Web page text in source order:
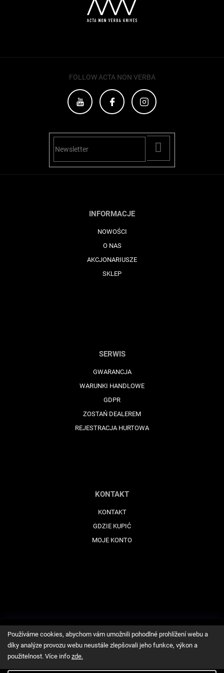
Používáme cookies, abychom vám umožnili pohodlné prohlížení webu a
díky analýze provozu webu neustále zlepšovali jeho funkce, výkon a
použitelnost. Více info zde.
FOLLOW ACTA NON VERBA
SE
INFORMACJE
NOWOŚCI
O NAS
AKCJONARIUSZE
SKLEP
SERWIS
GWARANCJA
WARUNKI HANDLOWE
GDPR
ZOSTAŃ DEALEREM
REJESTRACJA HURTOWA
KONTAKT
KONTAKT
GDZIE KUPIĆ
MOJE KONTO